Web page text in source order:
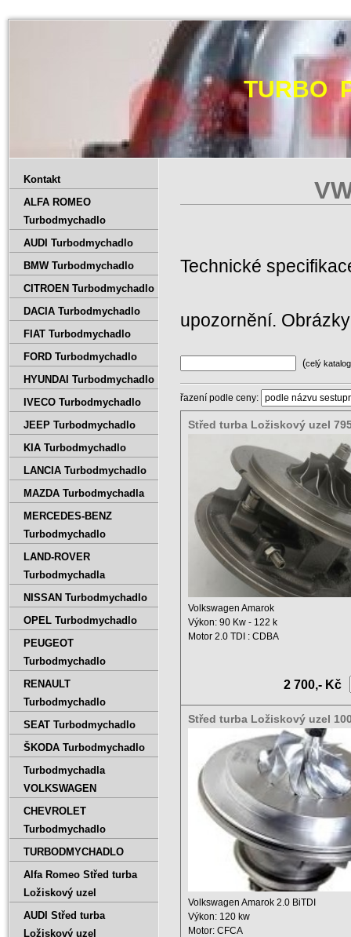
TURBO
Technické
upozornění.
(celý katalog
řazení podle ceny:
Střed turba Ložiskový uzel
Volkswagen Amarok
Výkon: 90 Kw - 122 k
Motor 2.0 TDI : CDBA
2 700,- Kč
Střed turba Ložiskový uzel
10009880065 K04 A6018
Volkswagen Amarok 2.0 BiTDI
Výkon: 120 kw
Motor: CFCA
Kontakt
ALFA ROMEO
Turbodmychadlo
AUDI Turbodmychadlo
BMW Turbodmychadlo
CITROEN Turbodmychadlo
DACIA Turbodmychadlo
FIAT Turbodmychadlo
FORD Turbodmychadlo
HYUNDAI Turbodmychadlo
IVECO Turbodmychadlo
JEEP Turbodmychadlo
KIA Turbodmychadlo
LANCIA Turbodmychadlo
MAZDA Turbodmychadla
MERCEDES-BENZ
Turbodmychadlo
LAND-ROVER
Turbodmychadla
NISSAN Turbodmychadlo
OPEL Turbodmychadlo
PEUGEOT
Turbodmychadlo
RENAULT
Turbodmychadlo
SEAT Turbodmychadlo
ŠKODA Turbodmychadlo
Turbodmychadla
VOLKSWAGEN
CHEVROLET
Turbodmychadlo
TURBODMYCHADLO
Alfa Romeo Střed turba
Ložiskový uzel
AUDI Střed turba
Ložiskový uzel